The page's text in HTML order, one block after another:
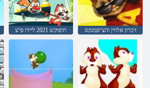
תיפוקש 2021 ליידו פי'צ זיכרון אלווין והצ'יפמנקס